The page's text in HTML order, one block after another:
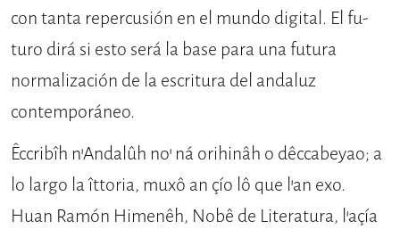
con tanta repercusión en el mundo digital. El fu­
turo dirá si esto será la base para una futura
normalización de la escritura del andaluz
contemporáneo.
Êccribîh n’Andalûh no’ ná orihinâh o dêccabeyao; a
lo largo la îttoria, muxô an çío lô que l’an exo.
Huan Ramón Himenêh, Nobê de Literatura, l’açía